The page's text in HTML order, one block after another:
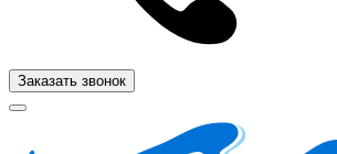
Заказать звонок